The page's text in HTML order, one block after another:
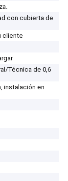
con cubierta de
cliente
Técnica de 0,6
instalación en